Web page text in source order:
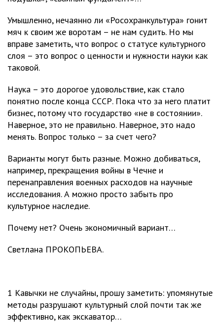
Умышленно, нечаянно ли «Росохранкультура» гонит
мяч к своим же воротам – не нам судить. Но мы
вправе заметить, что вопрос о статусе культурного
слоя – это вопрос о ценности и нужности науки как
таковой.
Наука – это дорогое удовольствие, как стало
понятно после конца СССР. Пока что за него платит
бизнес, потому что государство «не в состоянии».
Наверное, это не правильно. Наверное, это надо
менять. Вопрос только – за счет чего?
Варианты могут быть разные. Можно добиваться,
например, прекращения войны в Чечне и
перенаправления военных расходов на научные
исследования. А можно просто забыть про
культурное наследие.
Почему нет? Очень экономичный вариант…
Светлана ПРОКОПЬЕВА.
1 Кавычки не случайны, прошу заметить: упомянутые
методы разрушают культурный слой почти так же
эффективно, как экскаватор…